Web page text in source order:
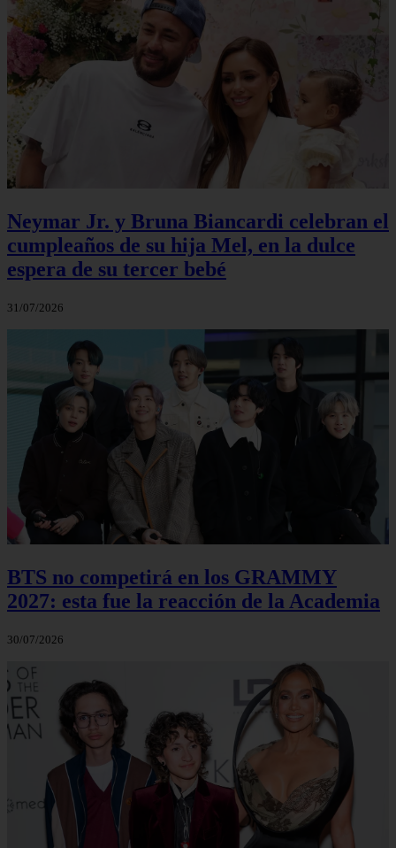
Neymar Jr. y Bruna Biancardi celebran el
cumpleaños de su hija Mel, en la dulce
espera de su tercer bebé
31/07/2026
BTS no competirá en los GRAMMY
2027: esta fue la reacción de la Academia
30/07/2026